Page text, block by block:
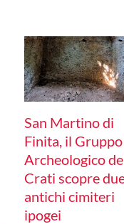
San Martino di
Finita, il Gruppo
Archeologico
Crati scopre
antichi cimiteri
ipogei